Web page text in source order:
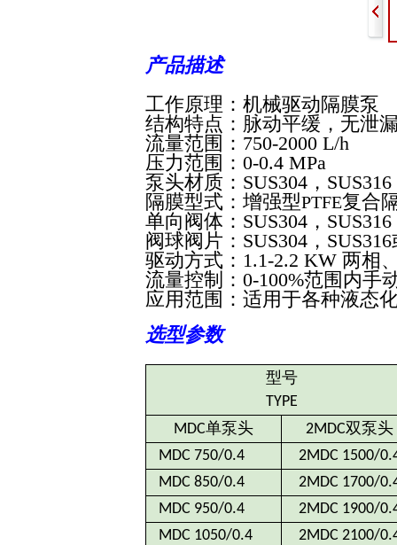
产品描述
工作原理 ： 机械驱动隔膜泵
结构特点： 脉动平缓，无泄
流量范围： 750-2000 L/h
压力范围： 0-0.4 MPa
泵头材质： SUS304 ， SUS316
隔膜型式： 增强型PTFE复合
单向阀体： SUS304 ， SUS316
阀球阀片： SUS304 ， SUS316
驱动方式： 1.1-2.2 KW 两相
流量控制： 0-100%范围内手
应用范围： 适用于各种液态
选型参数
型号
TYPE
MDC单泵头 2MDC双泵头
MDC 750/0.4
2MDC 1500/
MDC 850/0.4
2MDC 1700/
MDC 950/0.4
2MDC 1900/
MDC 1050/0.4
2MDC 2100/